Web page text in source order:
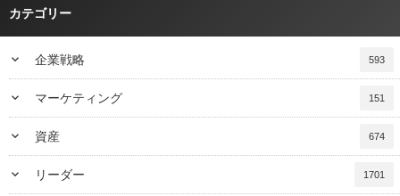
カテゴリー
keyboard_arrow_down 企業戦略 593
keyboard_arrow_down マーケティング 151
keyboard_arrow_down 資産 674
keyboard_arrow_down リーダー 1701